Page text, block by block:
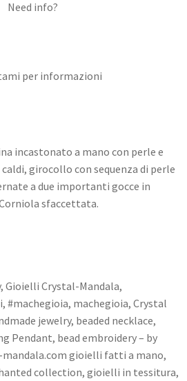
Need info?
per informazioni
incastonato a mano con perle e
girocollo con sequenza di perle
a due importanti gocce in
sfaccettata.
Gioielli Crystal-Mandala,
#machegioia, machegioia, Crystal
jewelry, beaded necklace,
Pendant, bead embroidery – by
gioielli fatti a mano,
collection, gioielli in tessitura,